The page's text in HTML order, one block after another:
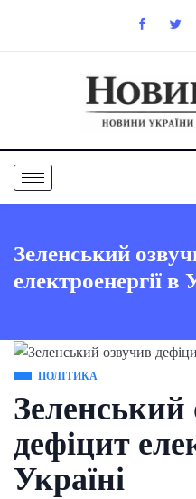
Зеленський
електроенергії в
ПОЛІТИКА
Зеленський
дефіцит
Україні